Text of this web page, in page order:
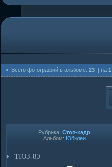
» Всего фотографий в альбоме: 23 [ на 1
Рубрика: Стоп-кадр
Альбом: Юбилеи
ТЮЗ-80